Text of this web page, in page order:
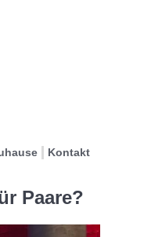
Kontakt
Paare?